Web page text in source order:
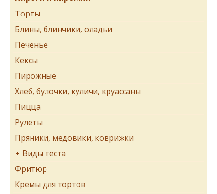
Торты
Блины, блинчики, оладьи
Печенье
Кексы
Пирожные
Хлеб, булочки, куличи, круассаны
Пицца
Рулеты
Пряники, медовики, коврижки
Виды теста
Фритюр
Кремы для тортов